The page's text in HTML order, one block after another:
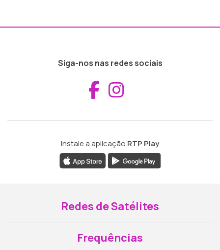
Siga-nos nas redes sociais
Aceder ao
Instale a aplicação RTP Play
Redes de Satélites
Frequências